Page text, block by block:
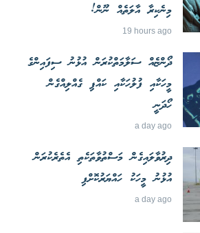
މިނެކިރާ އާލަތެއް ނޫން!
19 hours ago
ދޯންޏެއް ސަލާމަތްކުރަން އުޅުނު ސިފައިންގެ
މީހަކާއި ފުލުހަކާއި ކައްޕި ގެއްލިއްގެން
ހޯދަނީ
a day ago
ދިރުވާލައިގެން މަސްތުވާތަކެތި އެތެރެކުރަން
އުޅުނު މީހަކު ހައްޔަރުކޮށްފި
a day ago